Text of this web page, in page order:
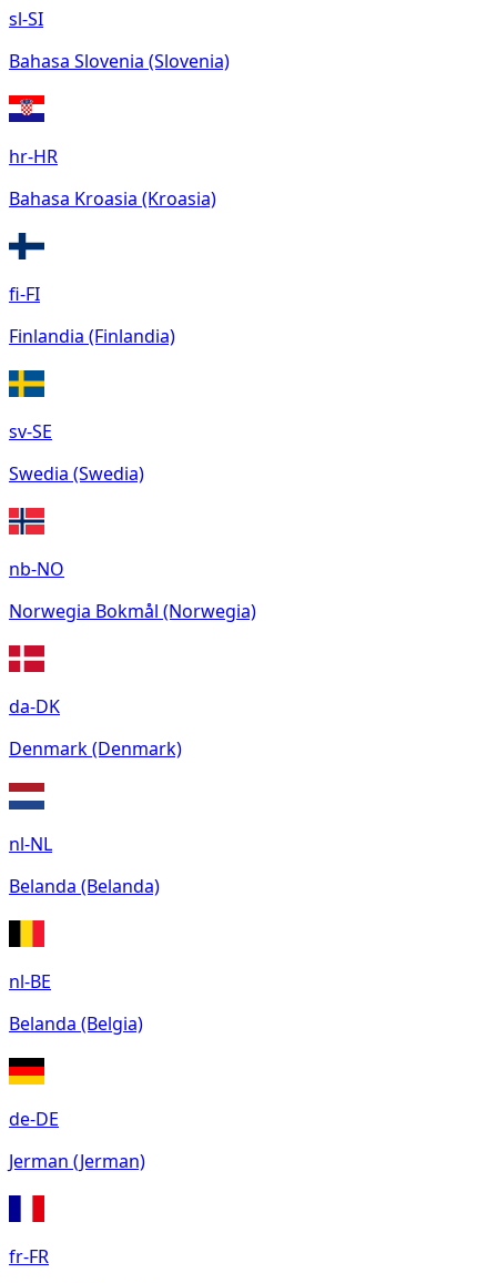
sl-SI
Bahasa Slovenia (Slovenia)
hr-HR
Bahasa Kroasia (Kroasia)
fi-FI
Finlandia (Finlandia)
sv-SE
Swedia (Swedia)
nb-NO
Norwegia Bokmål (Norwegia)
da-DK
Denmark (Denmark)
nl-NL
Belanda (Belanda)
nl-BE
Belanda (Belgia)
de-DE
Jerman (Jerman)
fr-FR